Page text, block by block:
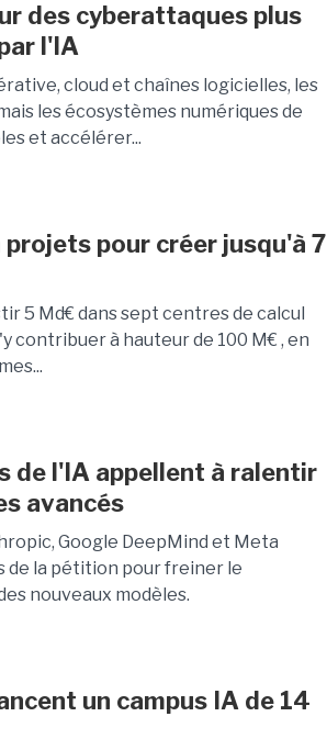
des cyberattaques plus
l'IA
cloud et chaînes logicielles, les
les écosystèmes numériques de
et accélérer...
projets pour créer jusqu'à 7
5 Md€ dans sept centres de calcul
contribuer à hauteur de 100 M€ , en
de l'IA appellent à ralentir
avancés
Google DeepMind et Meta
de la pétition pour freiner le
nouveaux modèles.
un campus IA de 14